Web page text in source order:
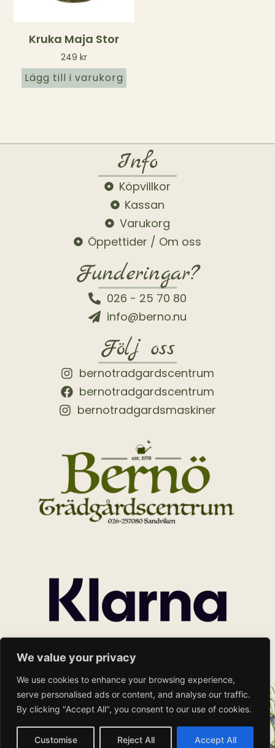
We value your privacy
We use cookies to enhance your browsing experience,
serve personalised ads or content, and analyse our traffic.
By clicking "Accept All", you consent to our use of cookies.
Customise Reject All Accept All
Kruka Maja Stor
249kr
Lägg till i varukorg
Info
Köpvillkor
Kassan
Varukorg
Öppettider / Om oss
Funderingar?
026 - 25 70 80
info@berno.nu
Följ oss
bernotradgardscentrum
bernotradgardscentrum
bernotradgardsmaskiner